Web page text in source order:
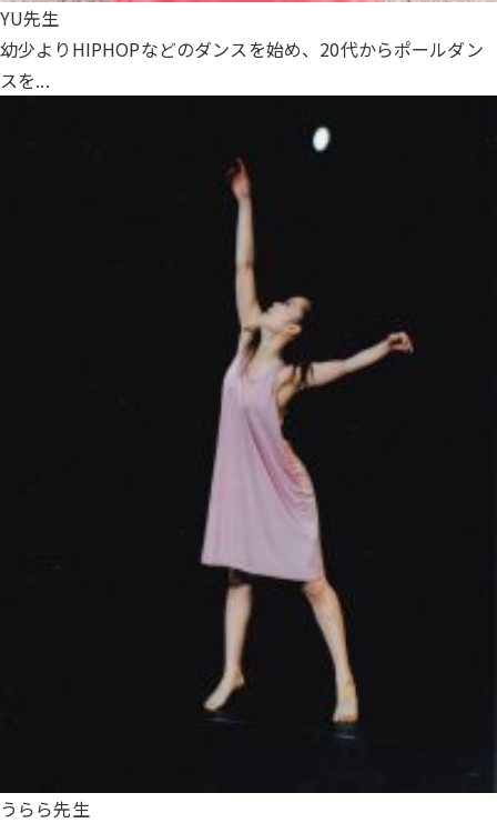
YU先生
幼少よりHIPHOPなどのダンスを始め、20代からポールダン
スを...
うらら先生